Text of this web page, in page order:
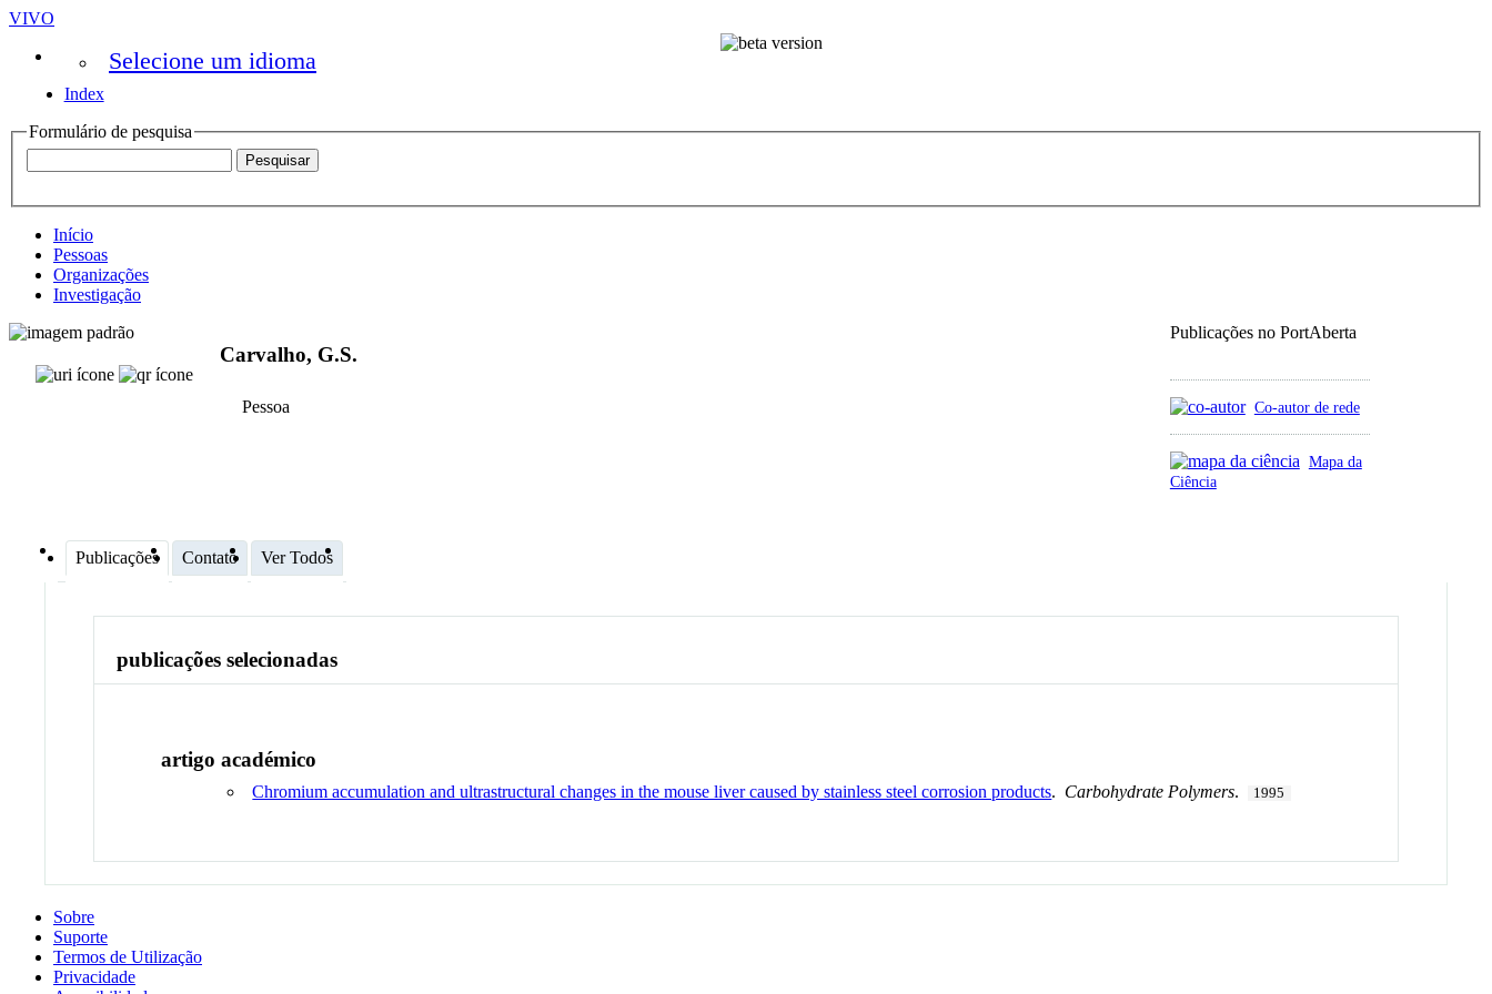
VIVO
Selecione um idioma
Index
Formulário de pesquisa
Início
Pessoas
Organizações
Investigação
Publicações no PortAberta
Co-autor de rede
Mapa da
Ciência
Carvalho, G.S.
Pessoa
Publicações Contato Ver Todos
publicações selecionadas
artigo académico
Chromium accumulation and ultrastructural changes in the mouse liver caused by stainless steel corrosion products. Carbohydrate Polymers. 1995
Sobre
Suporte
Termos de Utilização
Privacidade